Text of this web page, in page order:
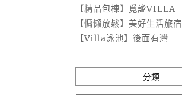
【精品包棟】覓謐VILLA
【慵懶放鬆】美好生活旅宿
【Villa泳池】後面有灣
分類